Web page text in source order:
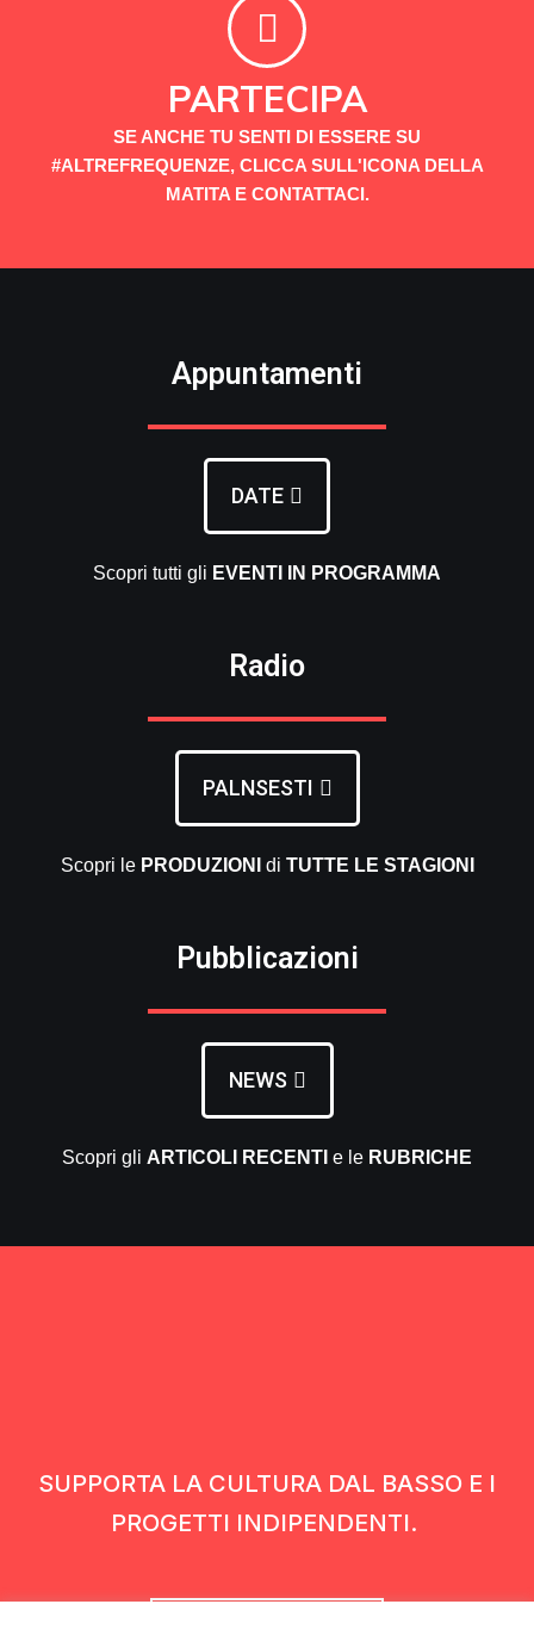
PARTECIPA
SE ANCHE TU SENTI DI ESSERE SU
#ALTREFREQUENZE, CLICCA SULL'ICONA DELLA
MATITA E CONTATTACI.
Appuntamenti
DATE
Scopri tutti gli EVENTI IN PROGRAMMA
Radio
PALNSESTI
Scopri le PRODUZIONI di TUTTE LE STAGIONI
Pubblicazioni
NEWS
Scopri gli ARTICOLI RECENTI e le RUBRICHE
SUPPORTA LA CULTURA DAL BASSO E I
PROGETTI INDIPENDENTI.